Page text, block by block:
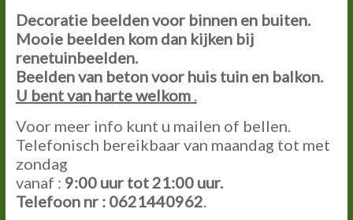
Decoratie beelden voor binnen en buiten.
Mooie beelden kom dan kijken bij
renetuinbeelden.
Beelden van beton voor huis tuin en balkon.
U bent van harte welkom.
Voor meer info kunt u mailen of bellen.
Telefonisch bereikbaar van maandag tot met
zondag
vanaf : 9:00uur tot21:00uur.
Telefoon nr : 0621440962.